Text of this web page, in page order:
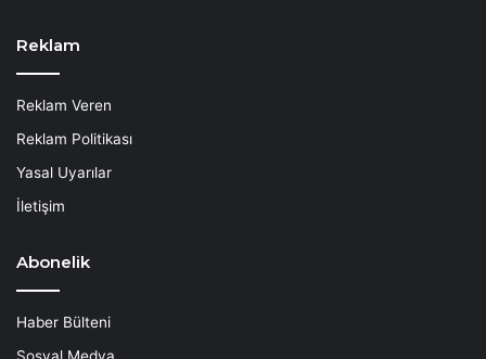
Reklam
Reklam Veren
Reklam Politikası
Yasal Uyarılar
İletişim
Abonelik
Haber Bülteni